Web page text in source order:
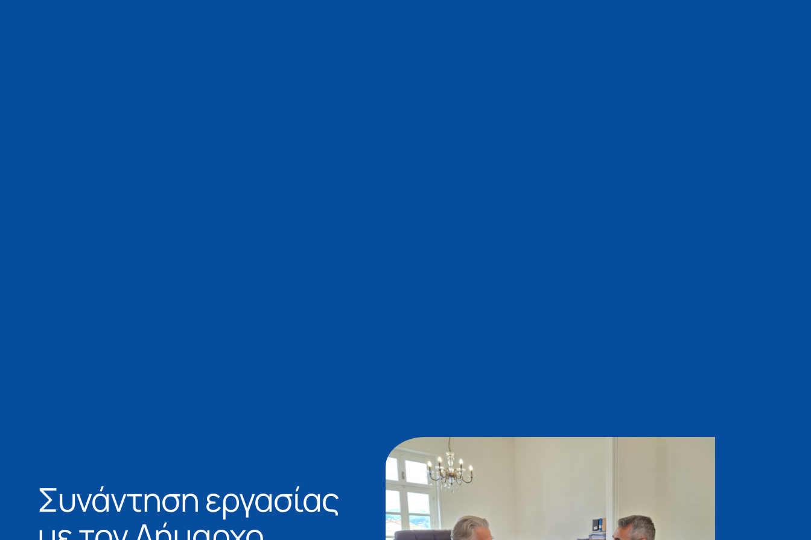
Συνάντηση εργασίας